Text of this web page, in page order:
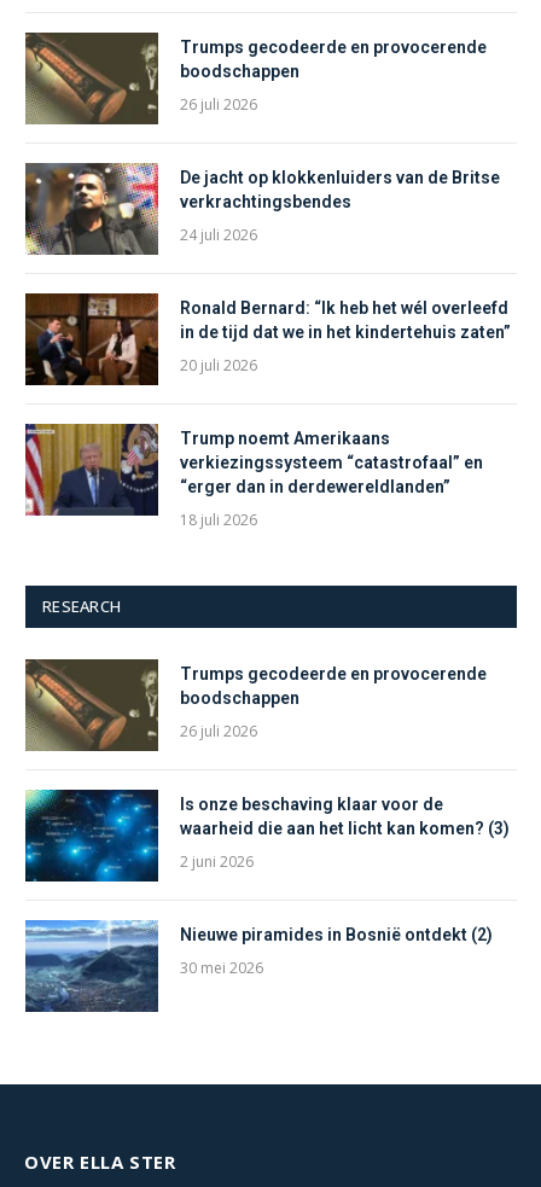
Trumps gecodeerde en provocerende
boodschappen
26 juli 2026
De jacht op klokkenluiders van de Britse
verkrachtingsbendes
24 juli 2026
Ronald Bernard: “Ik heb het wél overleefd
in de tijd dat we in het kindertehuis zaten”
20 juli 2026
Trump noemt Amerikaans
verkiezingssysteem “catastrofaal” en
“erger dan in derdewereldlanden”
18 juli 2026
RESEARCH
Trumps gecodeerde en provocerende
boodschappen
26 juli 2026
Is onze beschaving klaar voor de
waarheid die aan het licht kan komen? (3)
2 juni 2026
Nieuwe piramides in Bosnië ontdekt (2)
30 mei 2026
OVER ELLA STER